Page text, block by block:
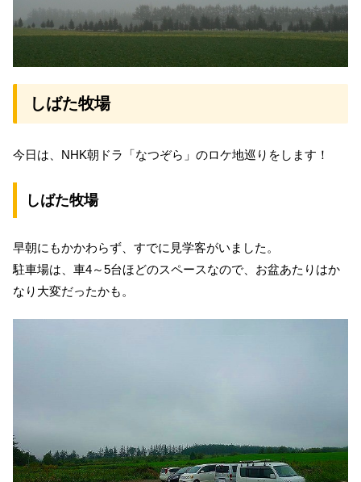
しばた牧場
今日は、NHK朝ドラ「なつぞら」のロケ地巡りをします！
しばた牧場
早朝にもかかわらず、すでに見学客がいました。
駐車場は、車4～5台ほどのスペースなので、お盆あたりはか
なり大変だったかも。